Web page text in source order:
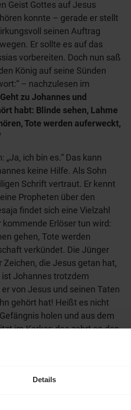
Details
Geist Gottes auf Jesus
konnte – gerade er stellt
seinen Auftrag
Er sollte es auf das
vorbereiten. Doch nun saß
König auf seine Sünden
– nachzulesen im
zu Johannes und
habt: Blinde sehen, Lahme
Tote werden auferweckt,
ich bin es.“ Das kann
keine Hilfe. Als Sohn
Schrift vertraut. Er kennt
Propheten über den
findet sich eine Vielzahl
Erlöser tun wird:
gehen, Tote werden
verkündet. Die Jünger
die Jesus getan hat,
Johannes trotzdem
von Jesus und seinen Taten
gehört hat! Heißt es nicht
holen und aus dem
im Kerker; das zehrt an den
Erlöser Recht und
Herrschaft antreten wird?
Galiläa. Was Johannes hört,
Das verunsichert ihn.